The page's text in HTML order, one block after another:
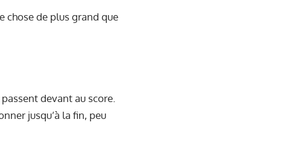
chose de plus grand que
devant au score.
jusqu’à la fin, peu